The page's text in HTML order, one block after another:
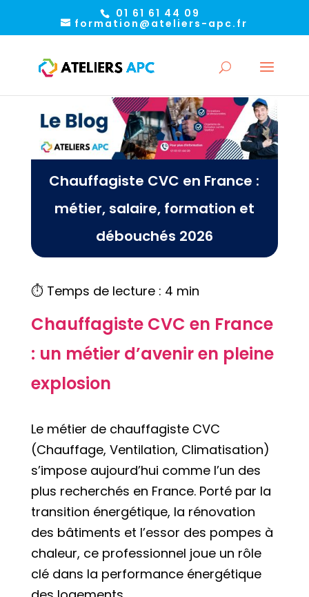
01 61 61 44 09
formation@ateliers-apc.fr
Chauffagiste CVC en France :
métier, salaire, formation et
débouchés 2026
⏱️ Temps de lecture : 4 min
Chauffagiste CVC en France
: un métier d’avenir en pleine
explosion
Le métier de chauffagiste CVC
(Chauffage, Ventilation, Climatisation)
s’impose aujourd’hui comme l’un des
plus recherchés en France. Porté par la
transition énergétique, la rénovation
des bâtiments et l’essor des pompes à
chaleur, ce professionnel joue un rôle
clé dans la performance énergétique